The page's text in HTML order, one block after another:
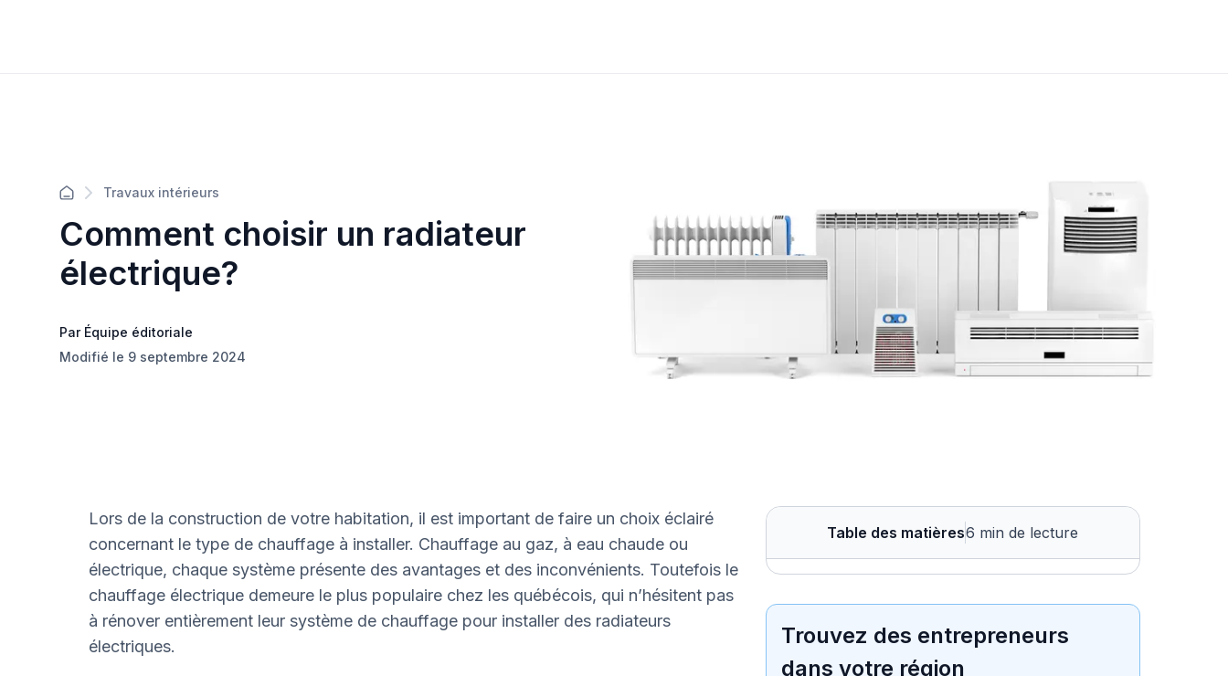
Travaux intérieurs
Comment choisir un radiateur
électrique?
Par Équipe éditoriale
Modifié le 9 septembre 2024
Lors de la construction de votre habitation, il est important de faire un choix éclairé
concernant le type de chauffage à installer. Chauffage au gaz, à eau chaude ou
électrique, chaque système présente des avantages et des inconvénients. Toutefois le
chauffage électrique demeure le plus populaire chez les québécois, qui n’hésitent pas
à rénover entièrement leur système de chauffage pour installer des radiateurs
électriques.
Table des matières6 min de lecture
Trouvez des entrepreneurs
dans votre région